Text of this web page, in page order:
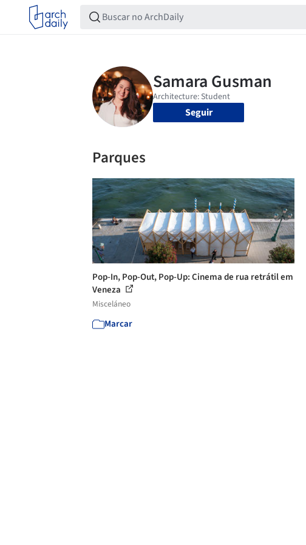
Seguir
Parques
Pop-In, Pop-Out, Pop-Up: Cinema de rua retrátil em
Veneza
Misceláneo
Marcar